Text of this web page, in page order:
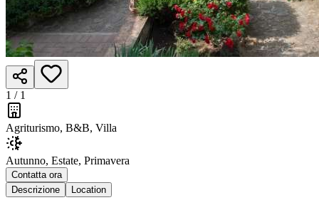
1 / 1
Agriturismo, B&B, Villa
Autunno, Estate, Primavera
Contatta ora
Descrizione
Location